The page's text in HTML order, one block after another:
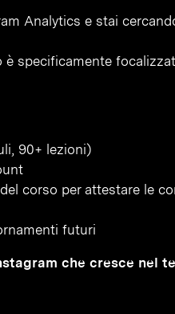
Analytics e stai
specificamente
90+ lezioni)
corso per attestare le
futuri
che cresce nel